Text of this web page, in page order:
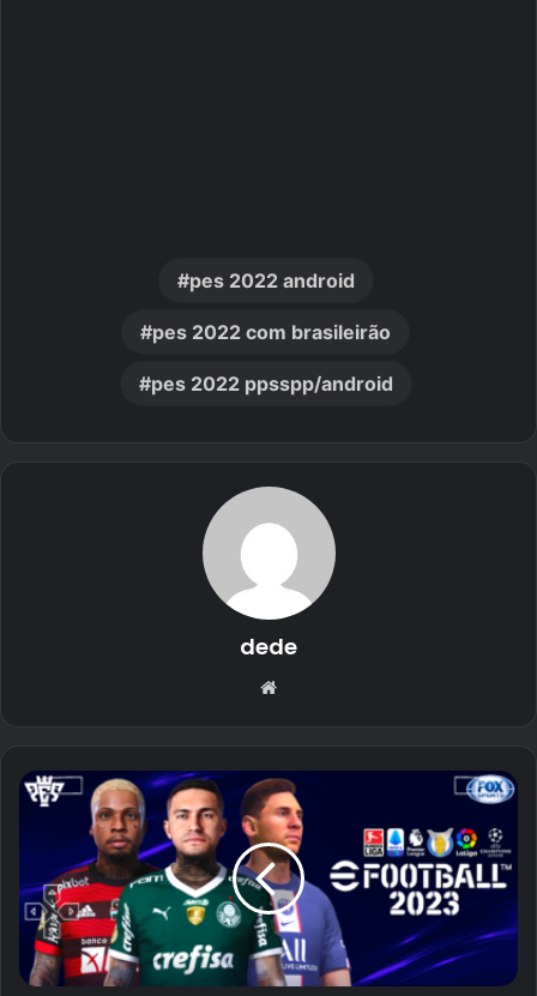
pes 2022 android
pes 2022 com brasileirão
pes 2022 ppsspp/android
dede
Website